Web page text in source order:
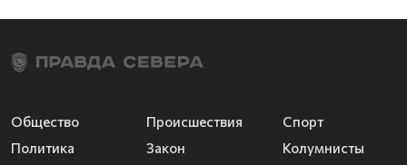
Общество
Политика
Происшествия
Закон
Спорт
Колумнисты